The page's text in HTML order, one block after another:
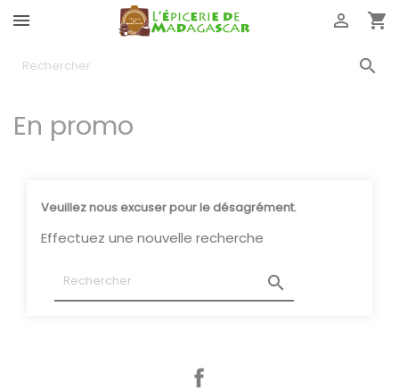
 


En promo
Veuillez nous excuser pour le désagrément.
Effectuez une nouvelle recherche
